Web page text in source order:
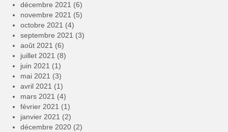
décembre 2021 (6)
novembre 2021 (5)
octobre 2021 (4)
septembre 2021 (3)
août 2021 (6)
juillet 2021 (8)
juin 2021 (1)
mai 2021 (3)
avril 2021 (1)
mars 2021 (4)
février 2021 (1)
janvier 2021 (2)
décembre 2020 (2)